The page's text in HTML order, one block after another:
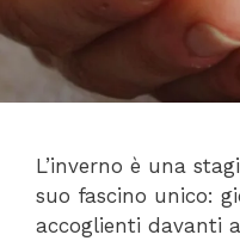
L’inverno è una
suo fascino unico:
accoglienti davanti